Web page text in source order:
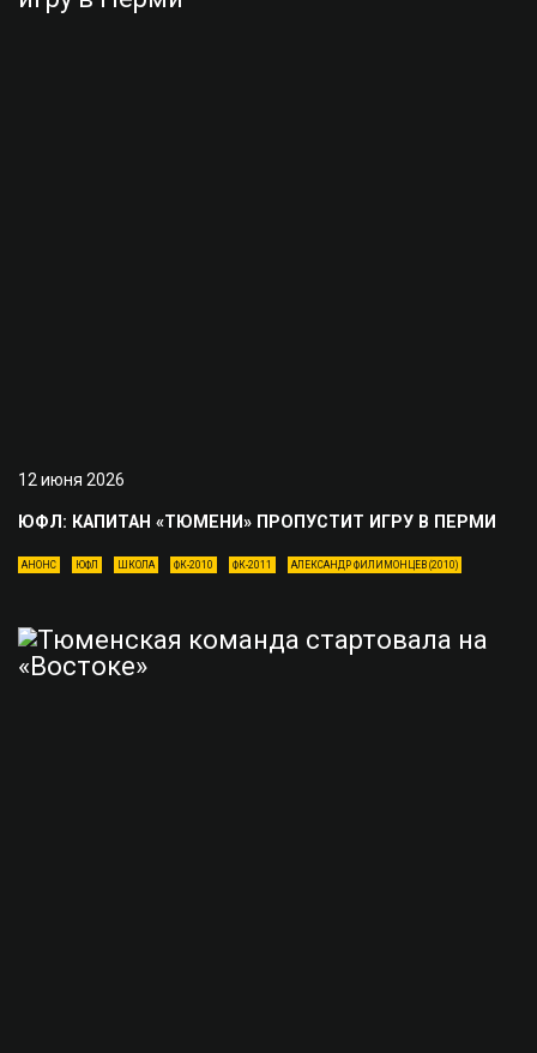
12 июня 2026
ЮФЛ: КАПИТАН «ТЮМЕНИ» ПРОПУСТИТ ИГРУ В ПЕРМИ
АНОНС ЮФЛ ШКОЛА ФК-2010 ФК-2011 АЛЕКСАНДР ФИЛИМОНЦЕВ (2010)